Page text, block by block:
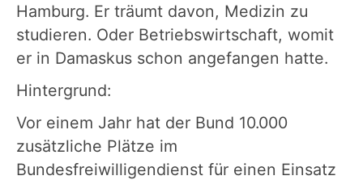
Hamburg. Er träumt davon, Medizin zu
studieren. Oder Betriebswirtschaft, womit
er in Damaskus schon angefangen hatte.
Hintergrund:
Vor einem Jahr hat der Bund 10.000
zusätzliche Plätze im
Bundesfreiwilligendienst für einen Einsatz